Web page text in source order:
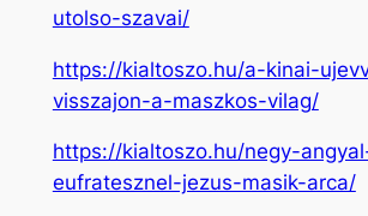
utolso-szavai/
https://kialtoszo.hu/a-kinai-
visszajon-a-maszkos-vilag/
https://kialtoszo.hu/negy-
eufratesznel-jezus-masik-arca/